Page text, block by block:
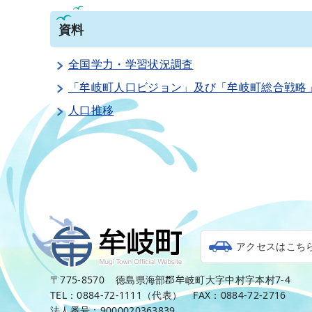
資料
全国学力・学習状況調査
「牟岐町人口ビジョン」及び「牟岐町総合戦略
人口推移
アクセスはこち
〒775-8570
徳島県海部郡牟岐町大字中村字本村7-4
TEL：0884-72-1111（代表）
FAX：0884-72-2716